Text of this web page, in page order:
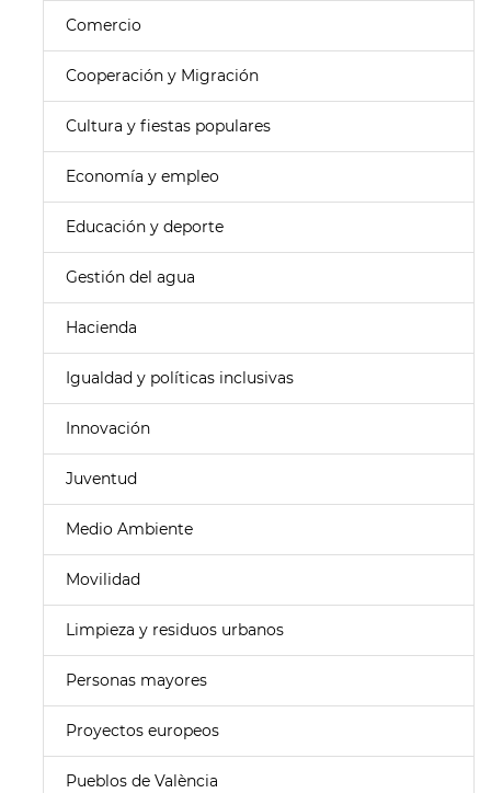
Comercio
Cooperación y Migración
Cultura y fiestas populares
Economía y empleo
Educación y deporte
Gestión del agua
Hacienda
Igualdad y políticas inclusivas
Innovación
Juventud
Medio Ambiente
Movilidad
Limpieza y residuos urbanos
Personas mayores
Proyectos europeos
Pueblos de València